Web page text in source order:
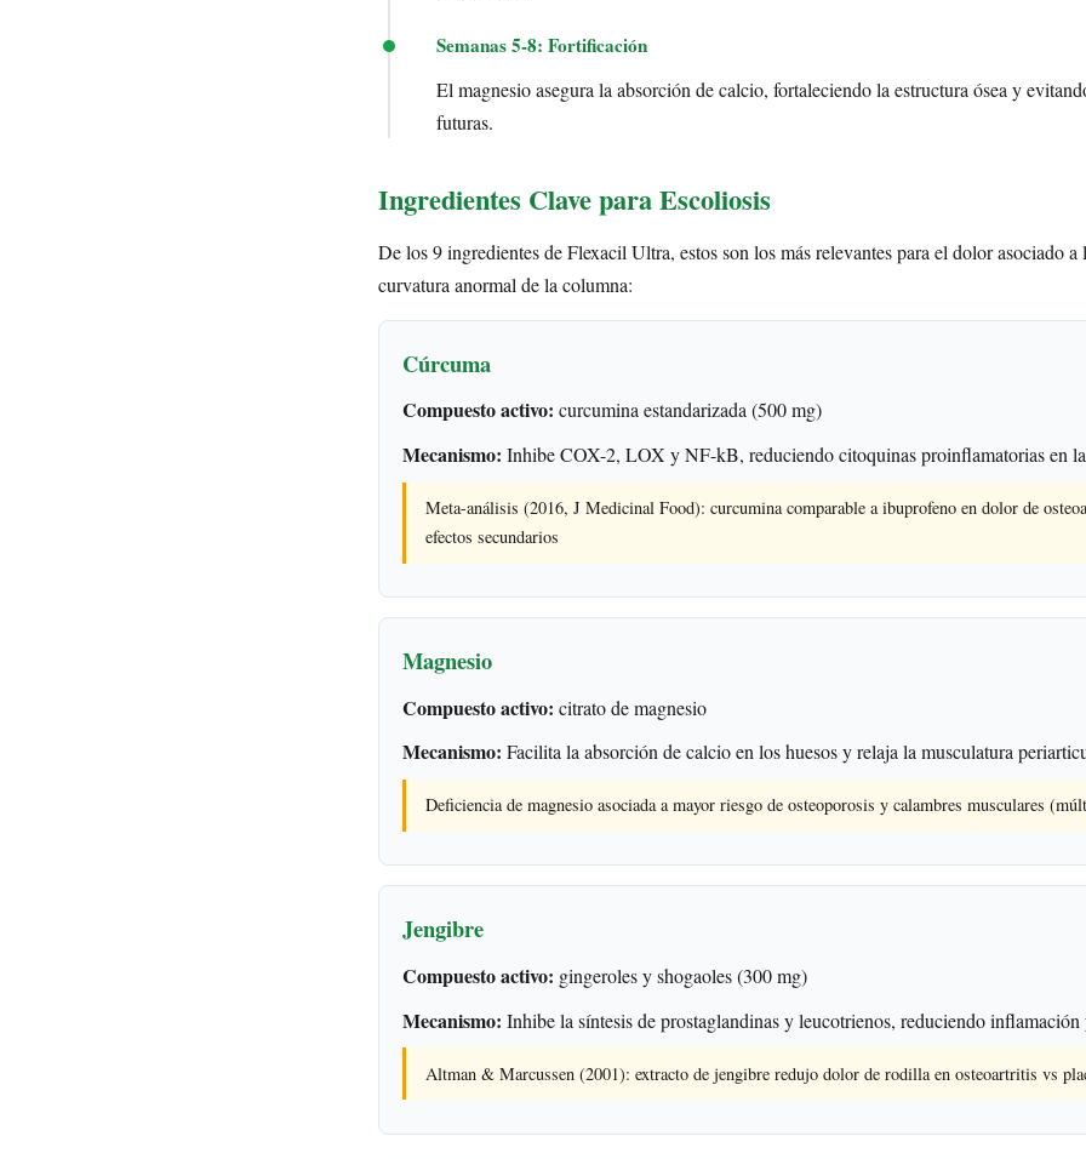
Semanas 5-8: Fortificación
El magnesio asegura la absorción de calcio, fortaleciendo la estructura ósea y
futuras.
Ingredientes Clave para Escoliosis
De los 9 ingredientes de Flexacil Ultra, estos son los más relevantes para el dolor asociado a
curvatura anormal de la columna:
Cúrcuma
Compuesto activo: curcumina estandarizada (500 mg)
Mecanismo: Inhibe COX-2, LOX y NF-kB, reduciendo citoquinas proinflamatorias en
Meta-análisis (2016, J Medicinal Food): curcumina comparable a ibuprofeno en dolor de
efectos secundarios
Magnesio
Compuesto activo: citrato de magnesio
Mecanismo: Facilita la absorción de calcio en los huesos y relaja la musculatura
Deficiencia de magnesio asociada a mayor riesgo de osteoporosis y calambres musculares
Jengibre
Compuesto activo: gingeroles y shogaoles (300 mg)
Mecanismo: Inhibe la síntesis de prostaglandinas y leucotrienos, reduciendo
Altman & Marcussen (2001): extracto de jengibre redujo dolor de rodilla en osteoartritis vs